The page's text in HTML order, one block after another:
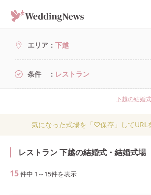
エリア 下越
条件 レストラン
下越の結婚
気になった式場を「♡保存」してURL
レストラン 下越の結婚式・結婚式場
15件中 1 ～ 15件を表示